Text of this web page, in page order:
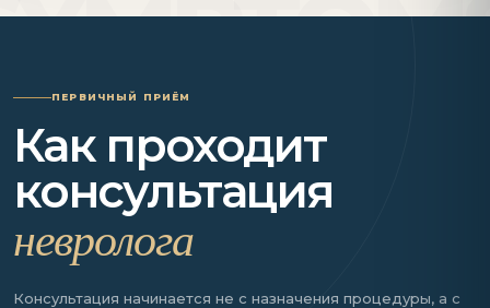
ПЕРВИЧНЫЙ ПРИЁМ
Как проходит
консультация
невролога
Консультация начинается не с назначения процедуры, а с